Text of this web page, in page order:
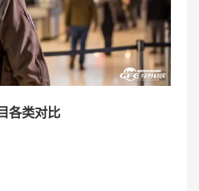
各类对比